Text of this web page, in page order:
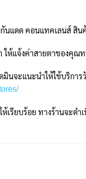
นแดด คอนแทคเลนส์ สิ
ให้แจ้งค่าสายตาของคุ
นจะแนะนำให้ใช้บริกา
เรียบร้อย ทางร้านจะด